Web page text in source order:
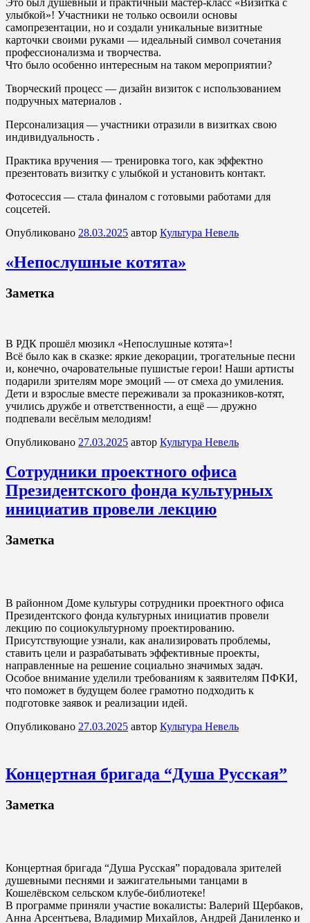
Это был душевный и практичный мастер-класс «Визитка с
улыбкой»! Участники не только освоили основы
самопрезентации, но и создали уникальные визитные
карточки своими руками — идеальный символ сочетания
профессионализма и творчества.
Что было особенно интересным на таком мероприятии?
Творческий процесс — дизайн визиток с использованием
подручных материалов .
Персонализация — участники отразили в визитках свою
индивидуальность .
Практика вручения — тренировка того, как эффектно
презентовать визитку с улыбкой и установить контакт.
Фотосессия — стала финалом с готовыми работами для
соцсетей.
Опубликовано 28.03.2025 автор Культура Невель
«Непослушные котята»
Заметка
В РДК прошёл мюзикл «Непослушные котята»!
Всё было как в сказке: яркие декорации, трогательные песни
и, конечно, очаровательные пушистые герои! Наши артисты
подарили зрителям море эмоций — от смеха до умиления.
Дети и взрослые вместе переживали за проказников-котят,
учились дружбе и ответственности, а ещё — дружно
подпевали весёлым мелодиям!
Опубликовано 27.03.2025 автор Культура Невель
Сотрудники проектного офиса
Президентского фонда культурных
инициатив провели лекцию
Заметка
В районном Доме культуры сотрудники проектного офиса
Президентского фонда культурных инициатив провели
лекцию по социокультурному проектированию.
Присутствующие узнали, как анализировать проблемы,
ставить цели и разрабатывать эффективные проекты,
направленные на решение социально значимых задач.
Особое внимание уделили требованиям к заявителям ПФКИ,
что поможет в будущем более грамотно подходить к
подготовке заявок и реализации идей.
Опубликовано 27.03.2025 автор Культура Невель
Концертная бригада “Душа Русская”
Заметка
Концертная бригада “Душа Русская” порадовала зрителей
душевными песнями и зажигательными танцами в
Кошелёвском сельском клубе-библиотеке!
В программе приняли участие вокалисты: Валерий Щербаков,
Анна Арсентьева, Владимир Михайлов, Андрей Даниленко и